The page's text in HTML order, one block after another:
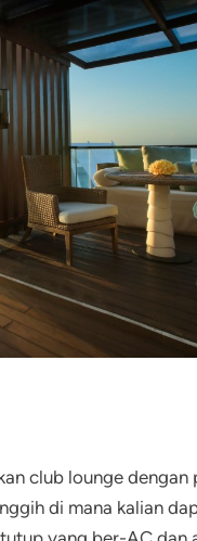
club lounge
di mana kalian